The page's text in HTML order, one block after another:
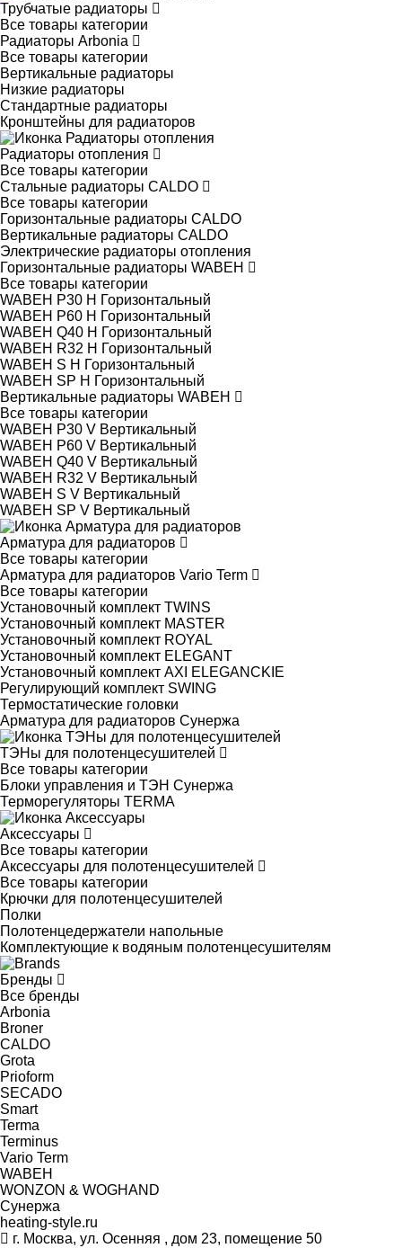
Трубчатые радиаторы
Все товары категории
Радиаторы Arbonia
Все товары категории
Вертикальные радиаторы
Низкие радиаторы
Стандартные радиаторы
Кронштейны для радиаторов
Радиаторы отопления
Все товары категории
Стальные радиаторы CALDO
Все товары категории
Горизонтальные радиаторы CALDO
Вертикальные радиаторы CALDO
Электрические радиаторы отопления
Горизонтальные радиаторы WABEH
Все товары категории
WABEH P30 H Горизонтальный
WABEH P60 H Горизонтальный
WABEH Q40 H Горизонтальный
WABEH R32 H Горизонтальный
WABEH S H Горизонтальный
WABEH SP H Горизонтальный
Вертикальные радиаторы WABEH
Все товары категории
WABEH P30 V Вертикальный
WABEH P60 V Вертикальный
WABEH Q40 V Вертикальный
WABEH R32 V Вертикальный
WABEH S V Вертикальный
WABEH SP V Вертикальный
Арматура для радиаторов
Все товары категории
Арматура для радиаторов Vario Term
Все товары категории
Установочный комплект TWINS
Установочный комплект MASTER
Установочный комплект ROYAL
Установочный комплект ELEGANT
Установочный комплект AXI ELEGANCKIE
Регулирующий комплект SWING
Термостатические головки
Арматура для радиаторов Сунержа
ТЭНы для полотенцесушителей
Все товары категории
Блоки управления и ТЭН Сунержа
Терморегуляторы TERMA
Аксессуары
Все товары категории
Аксессуары для полотенцесушителей
Все товары категории
Крючки для полотенцесушителей
Полки
Полотенцедержатели напольные
Комплектующие к водяным полотенцесушителям
Бренды
Все бренды
Arbonia
Broner
CALDO
Grota
Prioform
SECADO
Smart
Terma
Terminus
Vario Term
WABEH
WONZON & WOGHAND
Сунержа
heating-style.ru
г. Москва, ул. Осенняя , дом 23, помещение 50